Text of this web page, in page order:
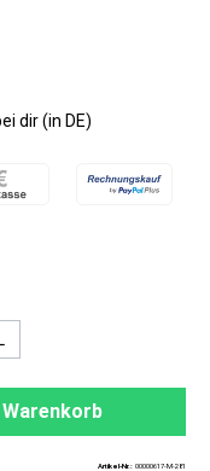
dir (in DE)
Warenkorb
Artikel-Nr.: 00000617-M-281